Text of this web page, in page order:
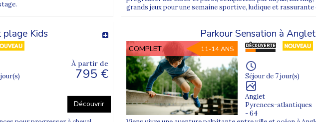
de 6 à 17 ans, avec des groupes adaptés à chaque tranche d’âge pour un encadrement
par niveau ?
constituer des groupes homogènes, assurant un apprentissage progressif et motivant.
les vacances ?
activités, mais nos stages de sport individuel sont centrés sur une discipline pour garantir
grands jeux pour une semaine sportive, ludique et rassurante
Kids
À partir de
795 €
Découvrir
Parkour Sensation à Anglet
COMPLET 11-14 ANS
Séjour de 7 jour(s)
Anglet
Pyrenees-atlantiques
- 64